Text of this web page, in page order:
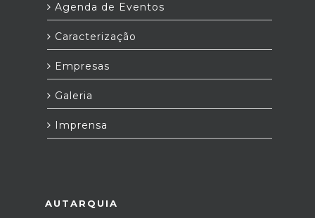
Agenda de Eventos
Caracterização
Empresas
Galeria
Imprensa
AUTARQUIA